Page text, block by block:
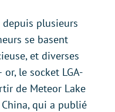
plusieurs
se basent
et diverses
le socket LGA-
de Meteor Lake
qui a publié